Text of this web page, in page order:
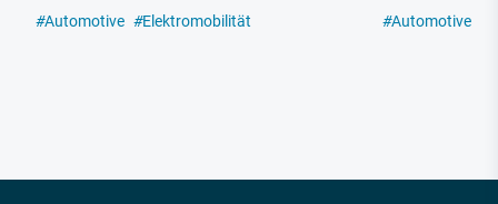
#Automotive #Elektromobilität
#Automotive